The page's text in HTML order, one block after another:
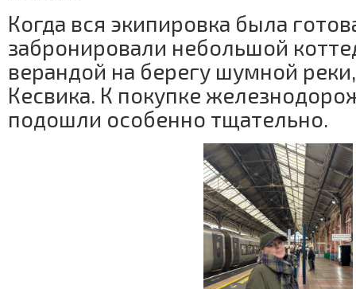
Когда вся экипировка была
забронировали небольшой
верандой на берегу шумной
Кесвика. К покупке
подошли особенно тщательно.